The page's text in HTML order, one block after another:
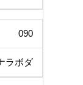
090
ラボダ